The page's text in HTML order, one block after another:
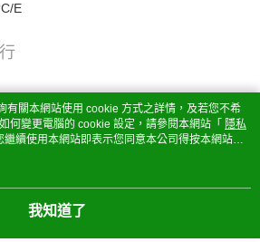
E
有關本網站使用 cookie 方式之詳情，及若您不希
何變更電腦的 cookie 設定，請參閱本網站「 隱私
繼續使用本網站即表示您同意本公司得按本網站使
。
我知道了